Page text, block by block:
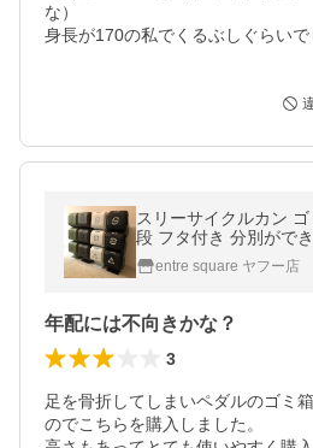
な）
身長が170の私でくるぶしぐらいで
スリーサイクルカン
段 フタ付き 分別がで
パー付 カン ビン 新生
entre square ヤフー店
年配には不向きかな？
3
足を骨折してしまいペダルのゴミ
のでこちらを購入しました。